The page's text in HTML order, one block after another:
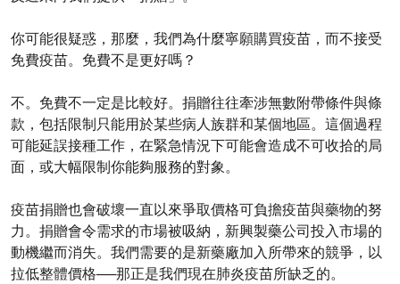
你可能很疑惑，那麼，我們為什麼寧願購買疫苗，而不接受
免費疫苗。免費不是更好嗎？
不。免費不一定是比較好。捐贈往往牽涉無數附帶條件與條
款，包括限制只能用於某些病人族群和某個地區。這個過程
可能延誤接種工作，在緊急情況下可能會造成不可收拾的局
面，或大幅限制你能夠服務的對象。
疫苗捐贈也會破壞一直以來爭取價格可負擔疫苗與藥物的努
力。捐贈會令需求的市場被吸納，新興製藥公司投入市場的
動機繼而消失。我們需要的是新藥廠加入所帶來的競爭，以
拉低整體價格──那正是我們現在肺炎疫苗所缺乏的。